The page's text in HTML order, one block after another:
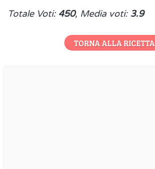
Totale Voti: 450, Media voti: 3.9
TORNA ALLA RICETTA